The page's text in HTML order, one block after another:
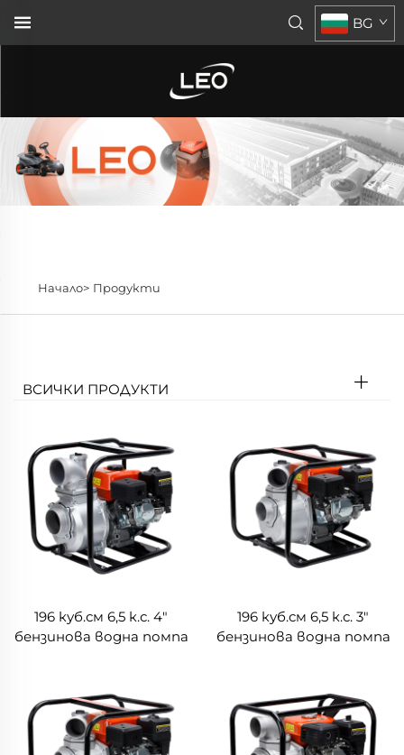
BG
Начало> Продукти
ВСИЧКИ ПРОДУКТИ
196 куб.см 6,5 к.с. 4"
бензинова водна помпа
196 куб.см 6,5 к.с. 3"
бензинова водна помпа